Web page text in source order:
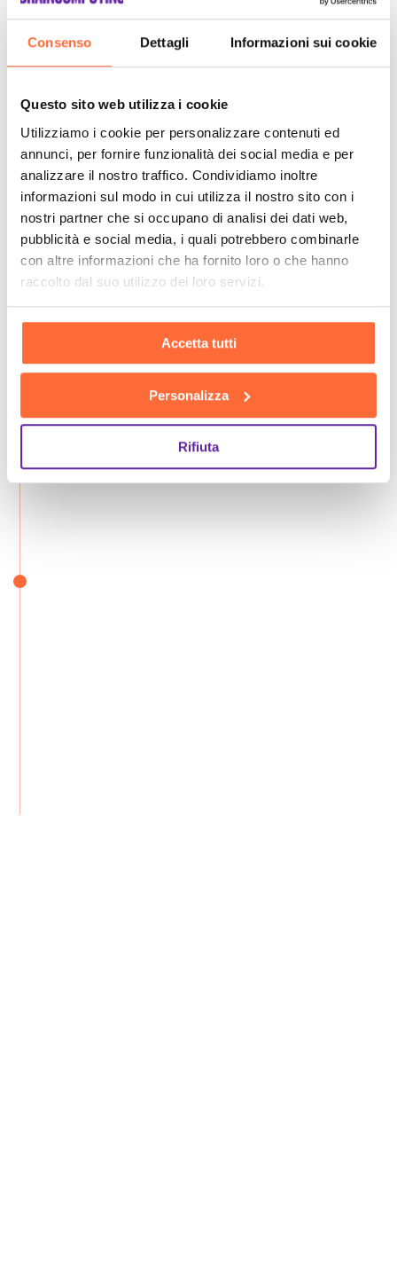
Consenso Dettagli Informazioni sui cookie
Questo sito web utilizza i cookie
Utilizziamo i cookie per personalizzare contenuti ed
annunci, per fornire funzionalità dei social media e per
analizzare il nostro traffico. Condividiamo inoltre
informazioni sul modo in cui utilizza il nostro sito con i
nostri partner che si occupano di analisi dei dati web,
pubblicità e social media, i quali potrebbero combinarle
con altre informazioni che ha fornito loro o che hanno
raccolto dal suo utilizzo dei loro servizi.
Accetta tutti
Personalizza
Rifiuta